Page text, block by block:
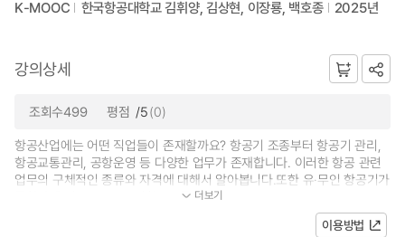
K-MOOC 한국항공대학교 김휘양, 김상현, 이장룡, 백호종 2025년
강의상세
조회수499 평점 /5(0)
항공산업에는 어떤 직업들이 존재할까요? 항공기 조종부터 항공기 관리,
항공교통관리, 공항운영 등 다양한 업무가 존재합니다. 이러한 항공 관련
업무의 구체적인 종류와 자격에 대해서 알아봅니다.또한 유·무인 항공기가
통합 운용되는 UAM(도심항공교통...더보기
이용방법